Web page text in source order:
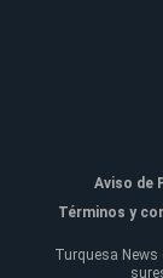
Aviso de
Términos y
Turquesa News